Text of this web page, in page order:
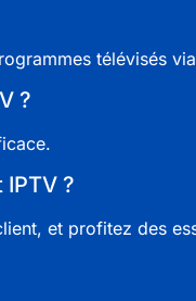
télévisés
?
?
et profitez des